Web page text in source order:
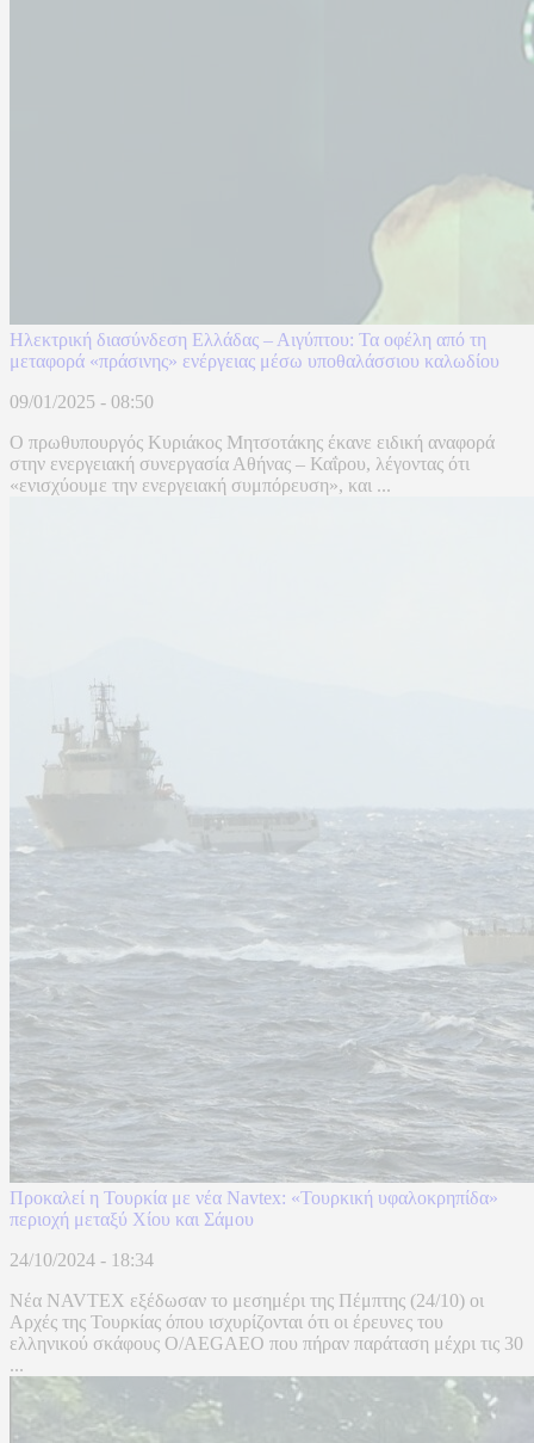
Ηλεκτρική διασύνδεση Ελλάδας – Αιγύπτου: Τα οφέλη από τη
μεταφορά «πράσινης» ενέργειας μέσω υποθαλάσσιου καλωδίου
09/01/2025 - 08:50
Ο πρωθυπουργός Κυριάκος Μητσοτάκης έκανε ειδική αναφορά
στην ενεργειακή συνεργασία Αθήνας – Καΐρου, λέγοντας ότι
«ενισχύουμε την ενεργειακή συμπόρευση», και ...
Προκαλεί η Τουρκία με νέα Navtex: «Τουρκική υφαλοκρηπίδα»
περιοχή μεταξύ Χίου και Σάμου
24/10/2024 - 18:34
Νέα NAVTEX εξέδωσαν το μεσημέρι της Πέμπτης (24/10) οι
Αρχές της Τουρκίας όπου ισχυρίζονται ότι οι έρευνες του
ελληνικού σκάφους O/AEGAEO που πήραν παράταση μέχρι τις 30
...